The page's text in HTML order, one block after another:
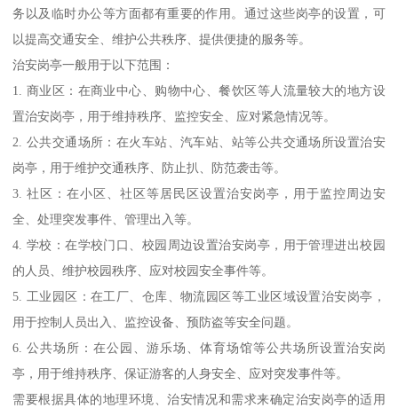
务以及临时办公等方面都有重要的作用。通过这些岗亭的设置，可
以提高交通安全、维护公共秩序、提供便捷的服务等。
治安岗亭一般用于以下范围：
1. 商业区：在商业中心、购物中心、餐饮区等人流量较大的地方设
置治安岗亭，用于维持秩序、监控安全、应对紧急情况等。
2. 公共交通场所：在火车站、汽车站、站等公共交通场所设置治安
岗亭，用于维护交通秩序、防止扒、防范袭击等。
3. 社区：在小区、社区等居民区设置治安岗亭，用于监控周边安
全、处理突发事件、管理出入等。
4. 学校：在学校门口、校园周边设置治安岗亭，用于管理进出校园
的人员、维护校园秩序、应对校园安全事件等。
5. 工业园区：在工厂、仓库、物流园区等工业区域设置治安岗亭，
用于控制人员出入、监控设备、预防盗等安全问题。
6. 公共场所：在公园、游乐场、体育场馆等公共场所设置治安岗
亭，用于维持秩序、保证游客的人身安全、应对突发事件等。
需要根据具体的地理环境、治安情况和需求来确定治安岗亭的适用